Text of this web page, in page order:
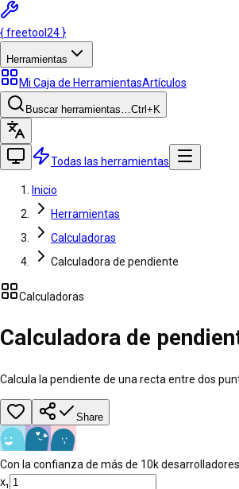
{freetool 24 }
Herramientas
Mi Caja de HerramientasArtículos
Buscar herramientas…Ctrl +K
Todas las herramientas
Inicio
Herramientas
Calculadoras
Calculadora de pendiente
Calculadoras
Calculadora de
Calcula la pendiente de una recta entre dos
Share
Con la confianza de más de 10k desarrolladores
x₁